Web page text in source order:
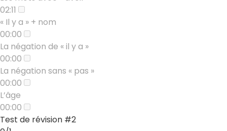
02:11
« Il y a » + nom
00:00
La négation de « il y a »
00:00
La négation sans « pas »
00:00
L’âge
00:00
Test de révision #2